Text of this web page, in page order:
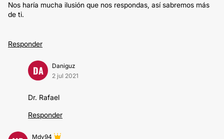
Nos haría mucha ilusión que nos respondas, así sabremos más
de ti.
Responder
DA
Daniguz
2 jul 2021
Dr. Rafael
Responder
Mdv94